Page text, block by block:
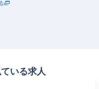
いる求人